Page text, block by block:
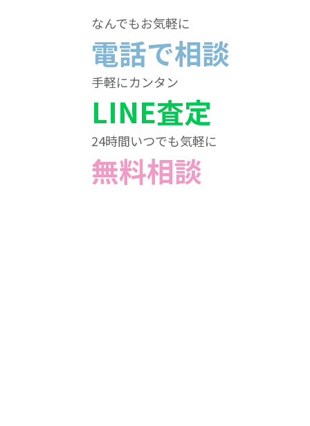
なんでもお気軽に
電話で相談
手軽にカンタン
LINE査定
24時間いつでも気軽に
無料相談